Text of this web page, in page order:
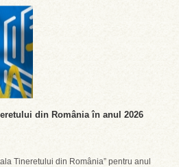
din România în anul 2026
Tineretului din România” pentru anul